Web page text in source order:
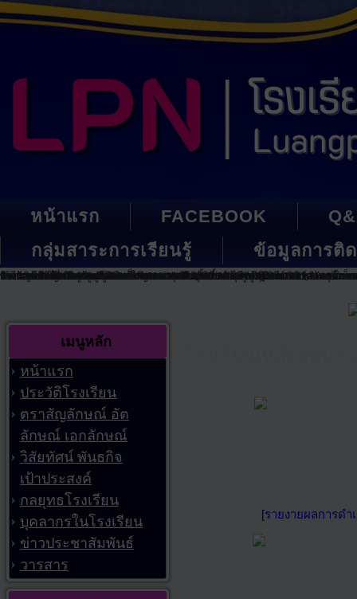
หน้าแรก FACEBOOK
กลุ่มสาระการเรียนรู้
ข้อมูลการติ
พระราชพิธีมหามงคลเฉลิมพระชนมพรรษา ๖ รอบ ๒๘ กรกฎาคม ๒๕๖๗
วันเฉลิมพระชนมพรรษา สมเด็จพระนางเจ้าสิริกิติ์ พระบรมราชินีนาถ พระบรมร
กิจกรรม TMS กิจกรรมบูรณาการของกลุ่มสาระภาษาไทย คณิตศาสตร์ วิทยาศาส
เข้ารับเกียรติบัตร เข้าร่วมการประกวดการนำเสนอผลการดำเนินงานจังหวัดและช
รางวัลเหรียญทองแดง กีฬาเยาวชนแห่งชาติ การแข่งขันวูซูประเภทประลองยุท
รางวัลรองชนะเลิศอันดับ 5 เหรียญทองแดง การแข่งขันขันกีฬาทางวิชาการ เอแ
กิจกรรมวันไหว้ครู ประจำปีการศึกษา 2562
รางวัลลำดับที่ 16 ของประเทศ ในการแข่งขันหุ่นยนต์ ส.ส.ท. ชิงแชมป์ประเทศไท
รางวัลชนะเลิศ THAILAND BUSINESS SUMULATION GAME CONTEST 2019
กิจกรรมต่อต้านยาเสพติด
เหรียญทองแดงกีฬาวูซูกีฬาเยาวชนแห่งชาติครั้งที่ 35 บุรีรัมย์เกมส์
เมนูหลัก
หน้าแรก
ประวัติโรงเรียน
ตราสัญลักษณ์ อัต
ลักษณ์ เอกลักษณ์
วิสัยทัศน์ พันธกิจ
เป้าประสงค์
กลยุทธโรงเรียน
บุคลากรในโรงเรียน
ข่าวประชาสัมพันธ์
วารสาร
[รายงายผลการด